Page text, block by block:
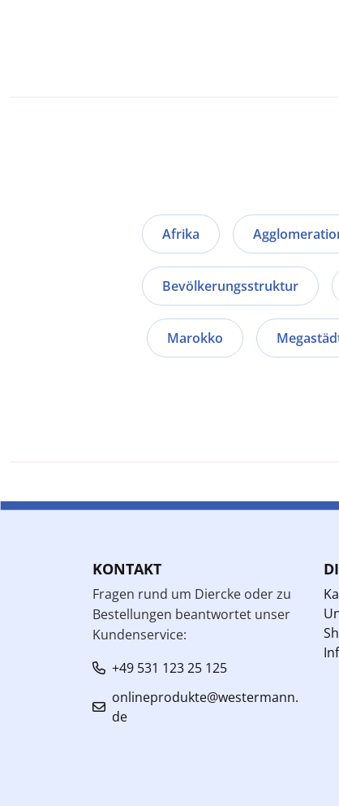
Afrika
Bevölkerungsstruktur
Marokko
KONTAKT
Fragen rund um Diercke oder zu
Bestellungen beantwortet unser
Kundenservice:
+49 531 123 25 125
onlineprodukte@westermann.
de